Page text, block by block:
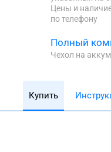
Цены и
по телефону
Полный
Чехол на
Купить